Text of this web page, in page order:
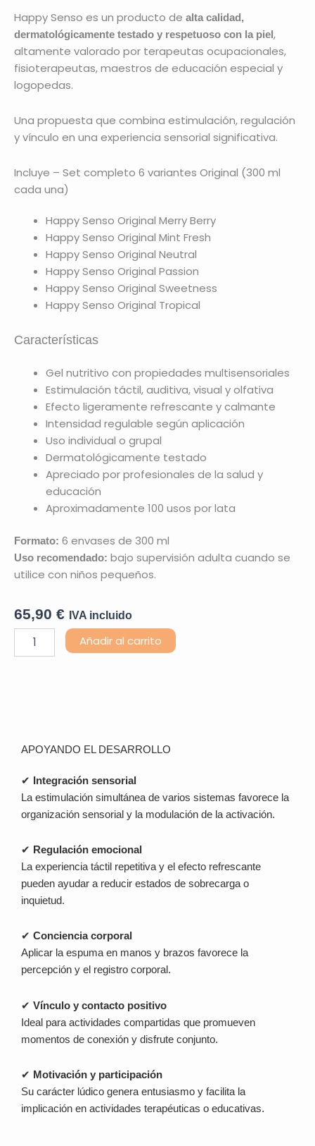
Happy Senso es un producto de alta calidad,
dermatológicamente testado y respetuoso con la piel,
altamente valorado por terapeutas ocupacionales,
fisioterapeutas, maestros de educación especial y
logopedas.
Una propuesta que combina estimulación, regulación
y vínculo en una experiencia sensorial significativa.
Incluye – Set completo 6 variantes Original (300 ml
cada una)
Happy Senso Original Merry Berry
Happy Senso Original Mint Fresh
Happy Senso Original Neutral
Happy Senso Original Passion
Happy Senso Original Sweetness
Happy Senso Original Tropical
Características
Gel nutritivo con propiedades multisensoriales
Estimulación táctil, auditiva, visual y olfativa
Efecto ligeramente refrescante y calmante
Intensidad regulable según aplicación
Uso individual o grupal
Dermatológicamente testado
Apreciado por profesionales de la salud y
educación
Aproximadamente 100 usos por lata
Formato: 6 envases de 300 ml
Uso recomendado: bajo supervisión adulta cuando se
utilice con niños pequeños.
65,90 € IVA incluido
Multisensorial
de
botes
Añadir al carrito
APOYANDO EL DESARROLLO
✔ Integración sensorial
La estimulación simultánea de varios sistemas favorece la
organización sensorial y la modulación de la activación.
✔ Regulación emocional
La experiencia táctil repetitiva y el efecto refrescante
pueden ayudar a reducir estados de sobrecarga o
inquietud.
✔ Conciencia corporal
Aplicar la espuma en manos y brazos favorece la
percepción y el registro corporal.
✔ Vínculo y contacto positivo
Ideal para actividades compartidas que promueven
momentos de conexión y disfrute conjunto.
✔ Motivación y participación
Su carácter lúdico genera entusiasmo y facilita la
implicación en actividades terapéuticas o educativas.